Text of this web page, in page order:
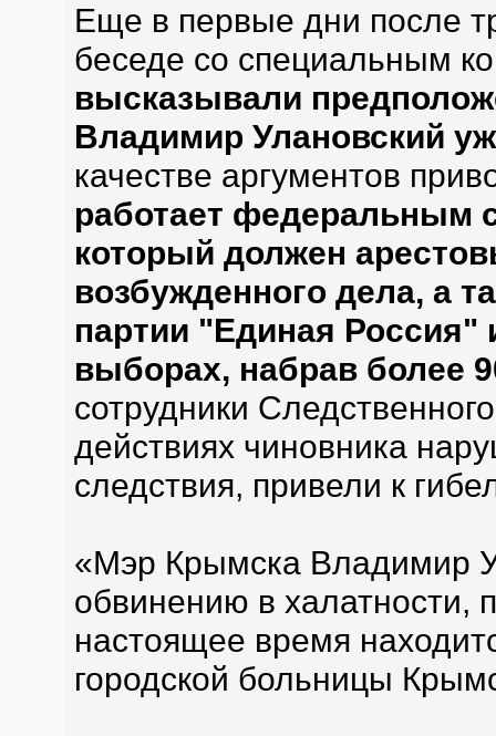
Еще в первые дни после
беседе со специальным
высказывали
Владимир Улановский
качестве аргументов
работает федеральным
который должен
возбужденного дела, а
партии "Единая Россия"
выборах, набрав более
сотрудники
действиях чиновника
следствия, привели к
«Мэр Крымска Владимир
обвинению в халатности,
настоящее время
городской больницы